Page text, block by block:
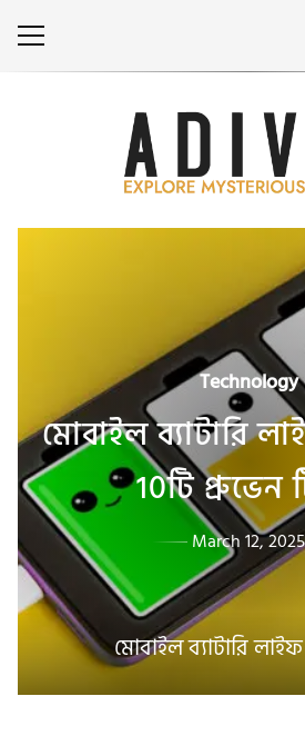
মোবাইল ব্যাটারি
Technology
মোবাইল ব্যাটারি
10টি প্রুভেন
March 12, 2025